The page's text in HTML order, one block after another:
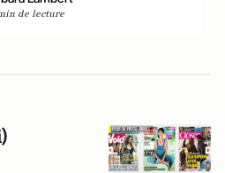
de lecture